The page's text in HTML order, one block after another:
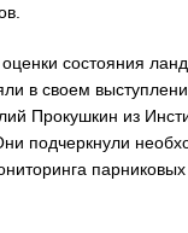
состояния
в своем
Прокушкин из
подчеркнули